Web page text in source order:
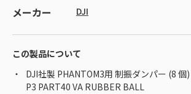
メーカー DJI
この製品について
DJI社製 PHANTOM3用 制振ダンパー (8 個)
P3 PART40 VA RUBBER BALL